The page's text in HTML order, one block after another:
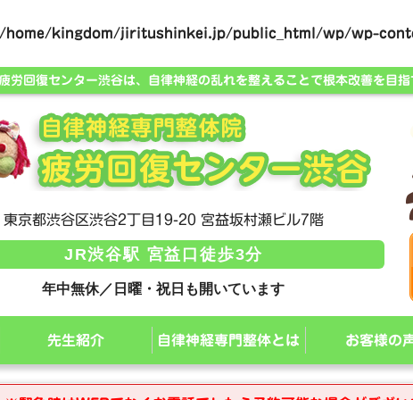
/home/kingdom/jiritushinkei.jp/public_html/wp/wp-
労回復センター渋谷は、自律神経の乱れを整えることで根本改善を目指
東京都渋谷区渋谷2丁目19-20 宮益坂村瀬ビル7階
JR渋谷駅 宮益口徒歩3分
年中無休／日曜・祝日も開いています
先生紹介 自律神経専門整体とは お客様の